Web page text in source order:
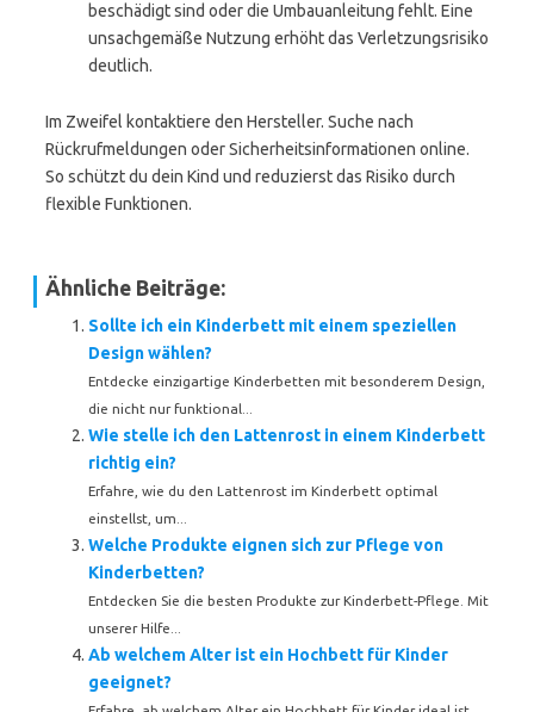
beschädigt sind oder die Umbauanleitung fehlt. Eine
unsachgemäße Nutzung erhöht das Verletzungsrisiko
deutlich.
Im Zweifel kontaktiere den Hersteller. Suche nach
Rückrufmeldungen oder Sicherheitsinformationen online.
So schützt du dein Kind und reduzierst das Risiko durch
flexible Funktionen.
Ähnliche Beiträge:
Sollte ich ein Kinderbett mit einem speziellen
Design wählen?
Entdecke einzigartige Kinderbetten mit besonderem Design,
die nicht nur funktional...
Wie stelle ich den Lattenrost in einem Kinderbett
richtig ein?
Erfahre, wie du den Lattenrost im Kinderbett optimal
einstellst, um...
Welche Produkte eignen sich zur Pflege von
Kinderbetten?
Entdecken Sie die besten Produkte zur Kinderbett-Pflege. Mit
unserer Hilfe...
Ab welchem Alter ist ein Hochbett für Kinder
geeignet?